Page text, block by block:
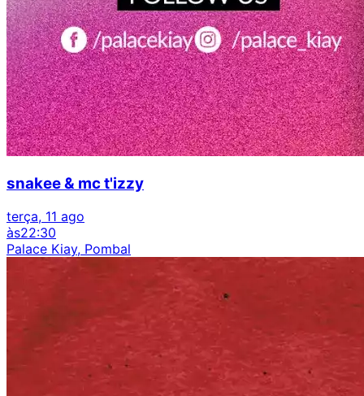
snakee & mc t'izzy
terça, 11 ago
às22:30
Palace Kiay, Pombal